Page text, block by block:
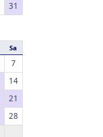
31
Sa
7
14
21
28